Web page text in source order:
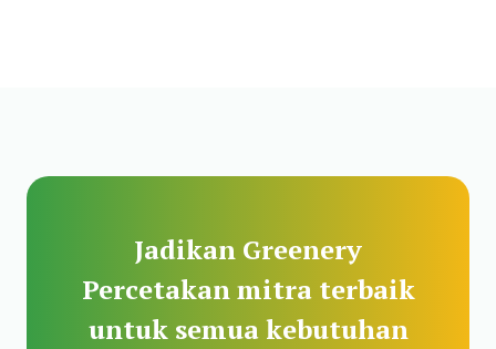
Jadikan Greenery
Percetakan mitra terbaik
untuk semua kebutuhan